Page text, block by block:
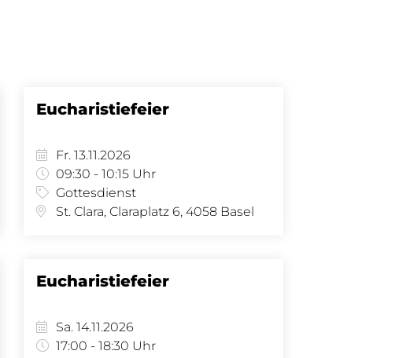
Eucharistiefeier
Fr. 13.11.2026
09:30 - 10:15 Uhr
Gottesdienst
St. Clara, Claraplatz 6, 4058 Basel
Eucharistiefeier
Sa. 14.11.2026
17:00 - 18:30 Uhr